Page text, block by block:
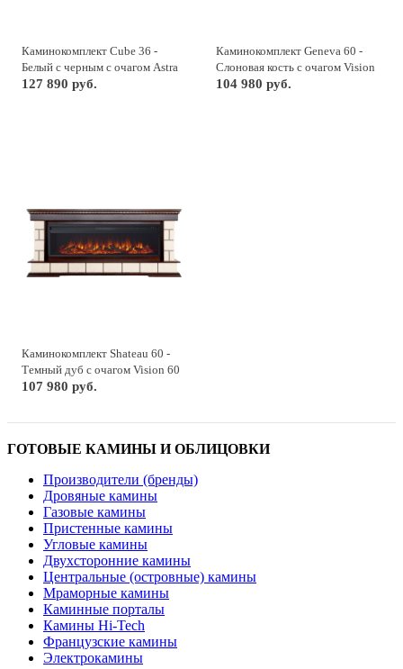
Каминокомплект Cube 36 -
Белый с черным с очагом Astra
36 RF
127 890 руб.
Каминокомплект Geneva 60 -
Слоновая кость с очагом Vision
60 LED
104 980 руб.
Каминокомплект Shateau 60 -
Темный дуб с очагом Vision 60
LOG LED
107 980 руб.
ГОТОВЫЕ КАМИНЫ И ОБЛИЦОВКИ
Производители (бренды)
Дровяные камины
Газовые камины
Пристенные камины
Угловые камины
Двухсторонние камины
Центральные (островные) камины
Мраморные камины
Каминные порталы
Камины Hi-Tech
Французские камины
Электрокамины